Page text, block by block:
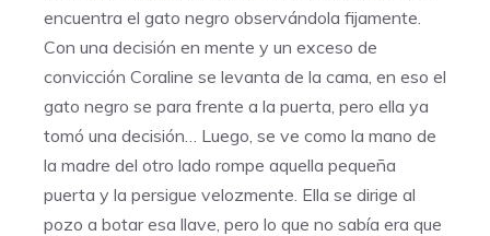
encuentra el gato negro observándola fijamente.
Con una decisión en mente y un exceso de
convicción Coraline se levanta de la cama, en eso el
gato negro se para frente a la puerta, pero ella ya
tomó una decisión… Luego, se ve como la mano de
la madre del otro lado rompe aquella pequeña
puerta y la persigue velozmente. Ella se dirige al
pozo a botar esa llave, pero lo que no sabía era que